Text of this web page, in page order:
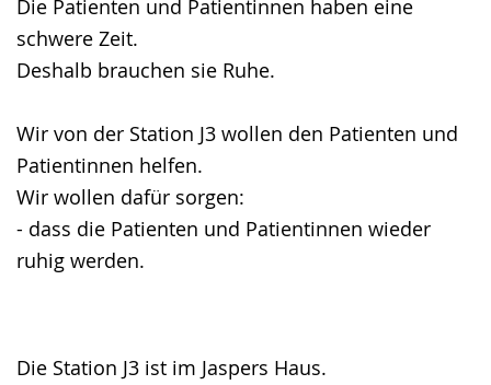
Die Patienten und Patientinnen haben eine
schwere Zeit.
Deshalb brauchen sie Ruhe.
Wir von der Station J3 wollen den Patienten und
Patientinnen helfen.
Wir wollen dafür sorgen:
- dass die Patienten und Patientinnen wieder
ruhig werden.
Die Station J3 ist im Jaspers Haus.